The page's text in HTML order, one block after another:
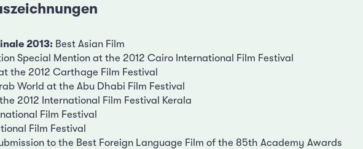
2013: Best Asian Film
Special Mention at the 2012 Cairo International Film Festival
the 2012 Carthage Film Festival
World at the Abu Dhabi Film Festival
2012 International Film Festival Kerala
Film Festival
Film Festival
to the Best Foreign Language Film of the 85th Academy Awards